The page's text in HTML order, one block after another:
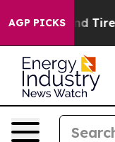
AGP PICKS
and Tired of